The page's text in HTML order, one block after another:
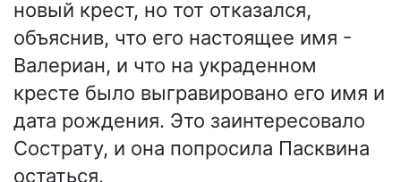
новый крест, но тот отказался,
объяснив, что его настоящее имя -
Валериан, и что на украденном
кресте было выгравировано его имя и
дата рождения. Это заинтересовало
Сострату, и она попросила Пасквина
остаться.